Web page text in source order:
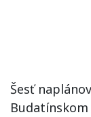
Šesť